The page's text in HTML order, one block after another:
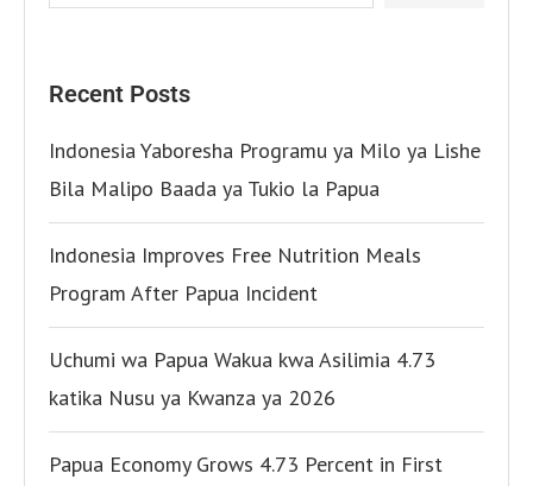
Recent Posts
Indonesia Yaboresha Programu ya Milo ya Lishe
Bila Malipo Baada ya Tukio la Papua
Indonesia Improves Free Nutrition Meals
Program After Papua Incident
Uchumi wa Papua Wakua kwa Asilimia 4.73
katika Nusu ya Kwanza ya 2026
Papua Economy Grows 4.73 Percent in First